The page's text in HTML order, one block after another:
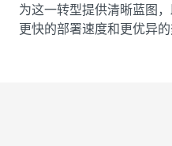
为这一转型提供清晰蓝图
更快的部署速度和更优异的